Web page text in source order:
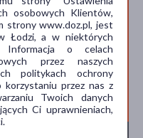
gdy masz inne
na działanie leku.
objawów
piersiowej,
utrata wzroku,
osobowych Klientów,
strony www.doz.pl, jest
Łodzi, a w niektórych
Informacja o celach
przez naszych
politykach ochrony
korzystaniu przez nas z
Twoich danych
Ci uprawnieniach,